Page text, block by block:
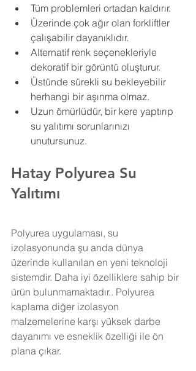
Tüm problemleri ortadan kaldırır.
Üzerinde çok ağır olan forkliftler
çalışabilir dayanıklıdır.
Alternatif renk seçenekleriyle
dekoratif bir görüntü oluşturur.
Üstünde sürekli su bekleyebilir
herhangi bir aşınma olmaz.
Uzun ömürlüdür, bir kere yaptırıp
su yalıtımı sorunlarınızı
unutursunuz.
Hatay Polyurea Su
Yalıtımı
Polyurea uygulaması, su
izolasyonunda şu anda dünya
üzerinde kullanılan en yeni teknoloji
sistemdir. Daha iyi özelliklere sahip bir
ürün bulunmamaktadır.. Polyurea
kaplama diğer izolasyon
malzemelerine karşı yüksek darbe
dayanımı ve esneklik özelliği ile ön
plana çıkar.